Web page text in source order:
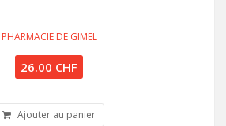
PHARMACIE DE GIMEL
26.00 CHF
Ajouter au panier